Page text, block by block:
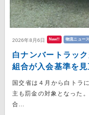
2026年8月6日 New!! 物流ニュース
白ナンバートラッ
組合が入会基準を
国交省は４月から白トラ
主も罰金の対象となった
合...